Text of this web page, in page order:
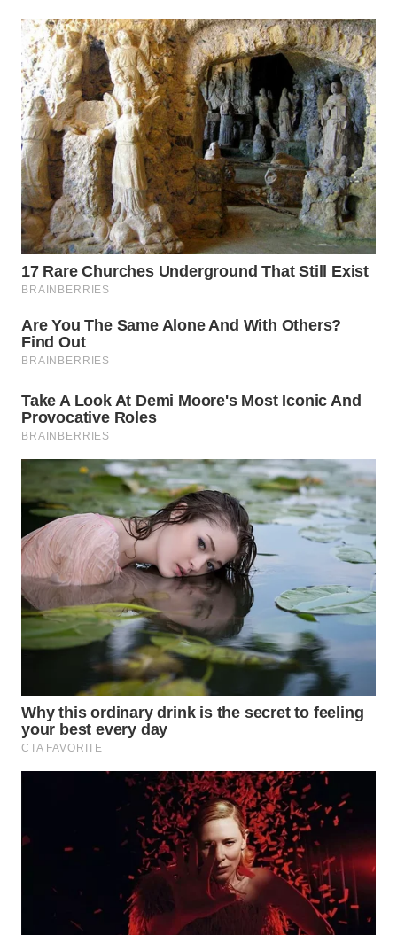
WN
PADANG
LAWAS
WN
SUMEDANG
WN
CIANJUR
WN
KEPULAUAN
WN
WN
BINJAI
WN
CIREBON
WN
INDRAMAYU
WN
KUNINGAN
MAJALENGKA
WN
SUBANG
PURWAKARTA